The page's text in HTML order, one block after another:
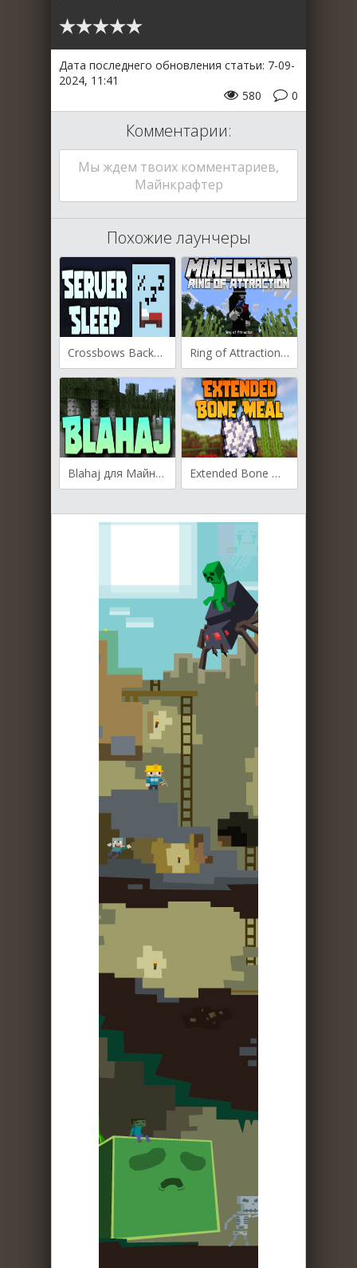
Дата последнего обновления статьи: 7-09-
2024, 11:41
0
580
Комментарии:
Мы ждем твоих комментариев,
Майнкрафтер
Похожие лаунчеры
Crossbows Backport для Майнкрафт [1.12.2, 1.12.1] Ring of Attraction для Майнкрафт [1.20.4, 1.20.1, 1.19.3]
Blahaj для Майнкрафт [1.20.4, 1.20.2, 1.20.1] Extended Bone Meal для Майнкрафт [1.20.2, 1.20.1, 1.20]